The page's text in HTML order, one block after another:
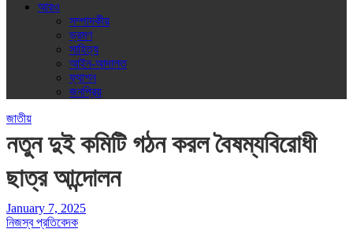
আরও
সম্পাদকীয়
ভ্রমণ
সাহিত্য
আইন-আদালত
ফ্যাশন
জনপ্রিয়
জাতীয়
নতুন দুই কমিটি গঠন করল বৈষম্যবিরোধী
ছাত্র আন্দোলন
January 7, 2025
নিজস্ব প্রতিবেদক